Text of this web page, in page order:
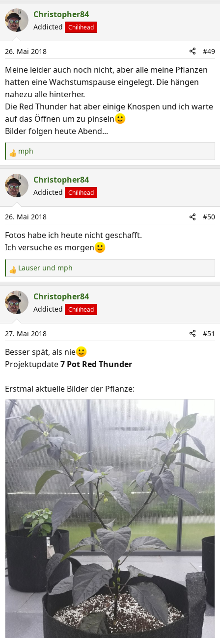
Christopher84
Addicted Chilihead
26. Mai 2018 #49
Meine leider auch noch nicht, aber alle meine Pflanzen
hatten eine Wachstumspause eingelegt. Die hängen
nahezu alle hinterher.
Die Red Thunder hat aber einige Knospen und ich warte
auf das Öffnen um zu pinseln
Bilder folgen heute Abend...
R
e
a
k
t
i
o
n
n
mph
Christopher84
Addicted Chilihead
26. Mai 2018 #50
Fotos habe ich heute nicht geschafft.
Ich versuche es morgen
R
e
a
k
t
i
o
n
n
Lauser und mph
Christopher84
Addicted Chilihead
27. Mai 2018 #51
Besser spät, als nie
Projektupdate7 Pot Red Thunder
Erstmal aktuelle Bilder der Pflanze: